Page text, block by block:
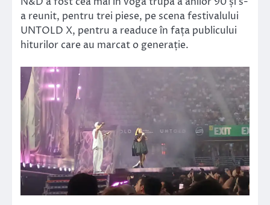
a reunit, pentru trei piese, pe scena festivalului
UNTOLD X, pentru a readuce în fața publicului
hiturilor care au marcat o generație.